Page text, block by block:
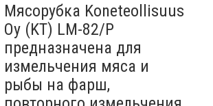
Мясорубка Koneteollisuus
Oy (KT)​ LM-82/P
предназначена для
измельчения мяса и
рыбы на фарш,